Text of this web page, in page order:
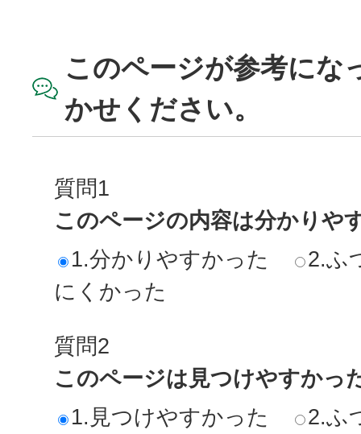
このページが参考にな
かせください。
質問1
このページの内容は分かりや
1.分かりやすかった
2.ふ
にくかった
質問2
このページは見つけやすかっ
1.見つけやすかった
2.ふ